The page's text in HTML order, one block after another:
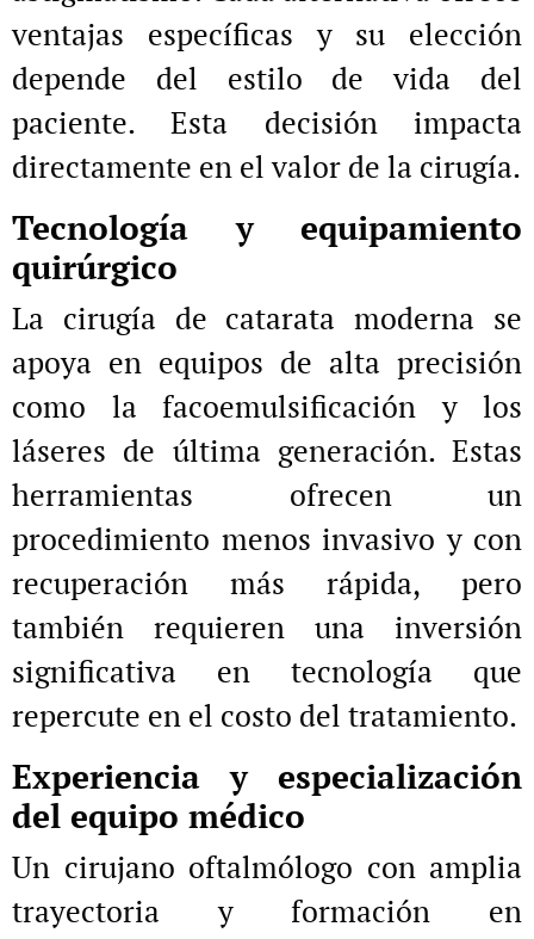
ventajas específicas y su elección
depende del estilo de vida del
paciente. Esta decisión impacta
directamente en el valor de la cirugía.
Tecnología y equipamiento
quirúrgico
La cirugía de catarata moderna se
apoya en equipos de alta precisión
como la facoemulsificación y los
láseres de última generación. Estas
herramientas ofrecen un
procedimiento menos invasivo y con
recuperación más rápida, pero
también requieren una inversión
significativa en tecnología que
repercute en el costo del tratamiento.
Experiencia y especialización
del equipo médico
Un cirujano oftalmólogo con amplia
trayectoria y formación en